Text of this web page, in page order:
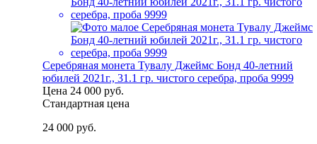
Серебряная монета Тувалу Джеймс Бонд 40-летний
юбилей 2021г., 31.1 гр. чистого серебра, проба 9999
Цена 24 000 руб.
Стандартная цена
24 000 руб.